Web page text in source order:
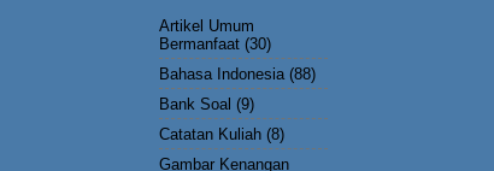
Artikel Umum
Bermanfaat (30)
Bahasa Indonesia (88)
Bank Soal (9)
Catatan Kuliah (8)
Gambar Kenangan